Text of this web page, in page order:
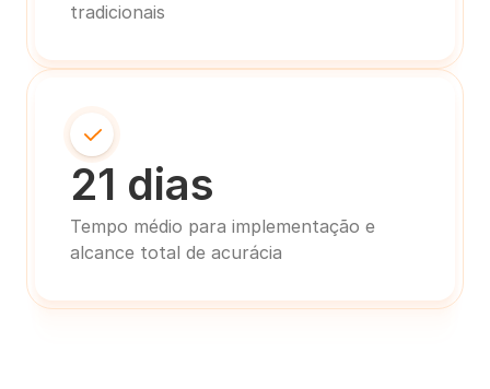
tradicionais
21 dias
Tempo médio para implementação e
alcance total de acurácia